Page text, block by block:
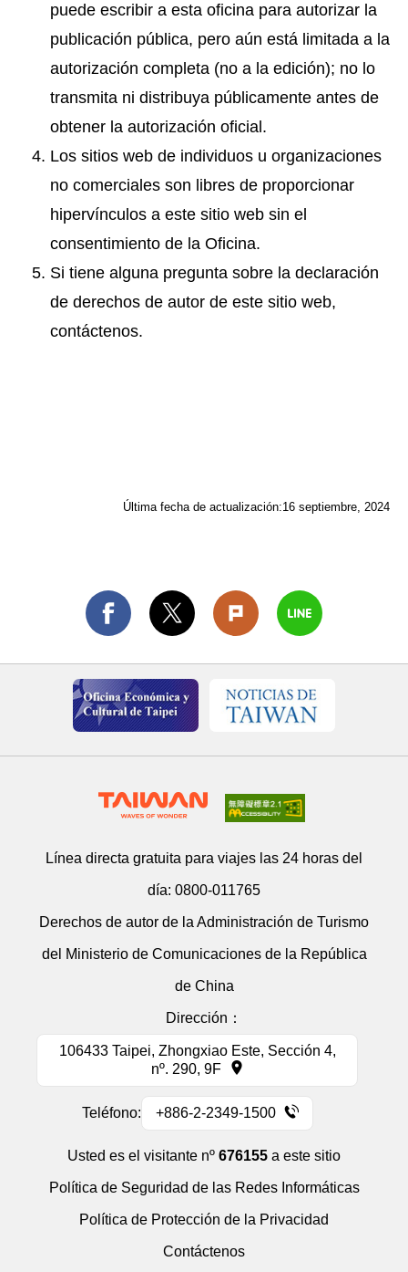
puede escribir a esta oficina para autorizar la
publicación pública, pero aún está limitada a la
autorización completa (no a la edición); no lo
transmita ni distribuya públicamente antes de
obtener la autorización oficial.
Los sitios web de individuos u organizaciones
no comerciales son libres de proporcionar
hipervínculos a este sitio web sin el
consentimiento de la Oficina.
Si tiene alguna pregunta sobre la declaración
de derechos de autor de este sitio web,
contáctenos.
Última fecha de actualización:16 septiembre, 2024
Línea directa gratuita para viajes las 24 horas del
día: 0800-011765
Derechos de autor de la Administración de Turismo
del Ministerio de Comunicaciones de la República
de China
Dirección：
106433 Taipei, Zhongxiao Este, Sección 4,
nº. 290, 9F
Teléfono: +886-2-2349-1500
Usted es el visitante nº 676155 a este sitio
Política de Seguridad de las Redes Informáticas
Política de Protección de la Privacidad
Contáctenos